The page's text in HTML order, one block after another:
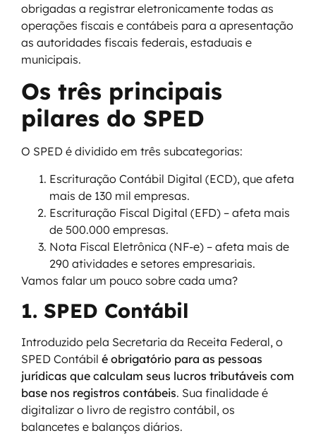
obrigadas a registrar eletronicamente todas as
operações fiscais e contábeis para a apresentação
as autoridades fiscais federais, estaduais e
municipais.
Os três principais
pilares do SPED
O SPED é dividido em três subcategorias:
Escrituração Contábil Digital (ECD), que afeta
mais de 130 mil empresas.
Escrituração Fiscal Digital (EFD) – afeta mais
de 500.000 empresas.
Nota Fiscal Eletrônica (NF-e) – afeta mais de
290 atividades e setores empresariais.
Vamos falar um pouco sobre cada uma?
1. SPED Contábil
Introduzido pela Secretaria da Receita Federal, o
SPED Contábil é obrigatório para as pessoas
jurídicas que calculam seus lucros tributáveis com
base nos registros contábeis. Sua finalidade é
digitalizar o livro de registro contábil, os
balancetes e balanços diários.